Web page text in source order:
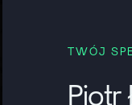
TWÓJ